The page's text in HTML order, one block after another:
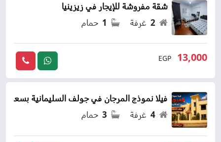
شقة مفروشة للإيجار في زيزينيا
2 غرفة 1 حمام
13,000
EGP
فيلا نموذج المرجان في جولف السليمانية بسعر
4 غرفة 3 حمام